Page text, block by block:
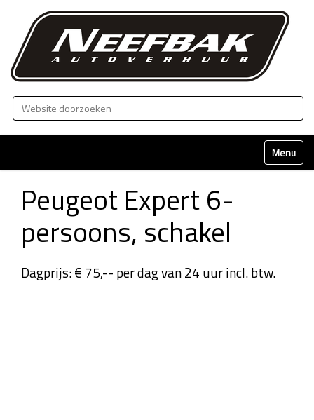
Zoek
Klap
Peugeot Expert 6-
persoons, schakel
Dagprijs: € 75,-- per dag van 24 uur incl. btw.